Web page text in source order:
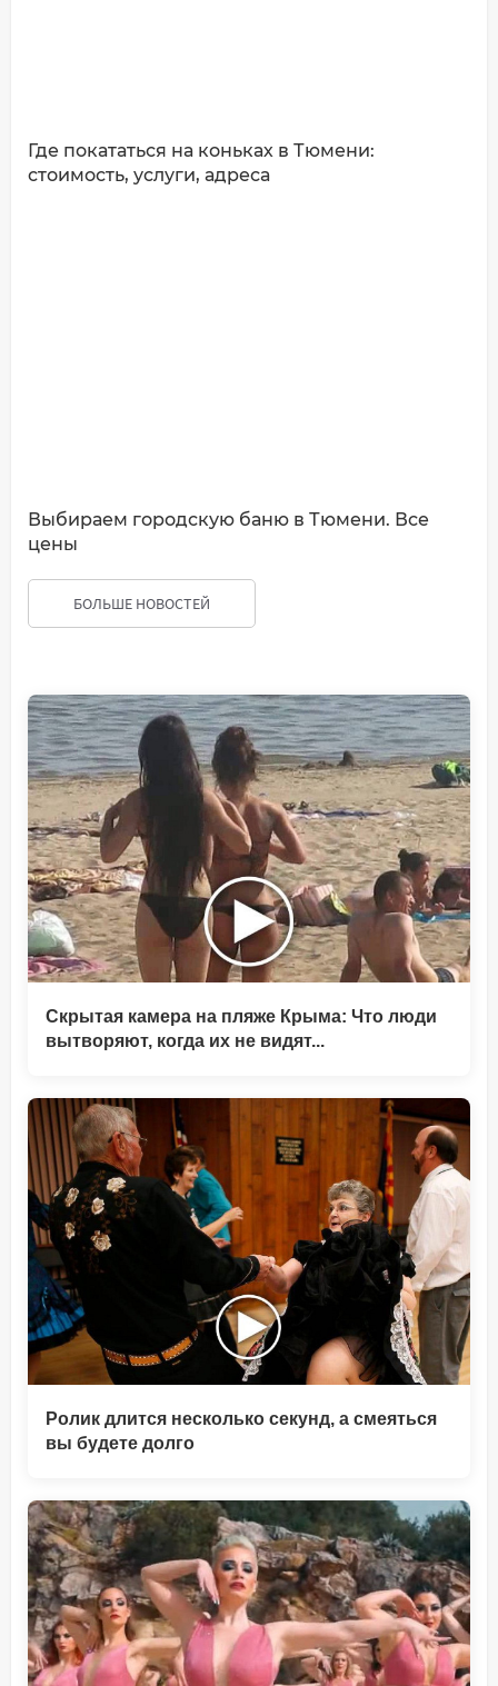
Где покататься на коньках в Тюмени:
стоимость, услуги, адреса
Выбираем городскую баню в Тюмени. Все
цены
БОЛЬШЕ НОВОСТЕЙ
Скрытая камера на пляже Крыма: Что люди
вытворяют, когда их не видят...
Ролик длится несколько секунд, а смеяться
вы будете долго